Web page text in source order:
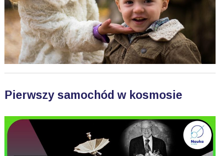
Pierwszy samochód w kosmosie